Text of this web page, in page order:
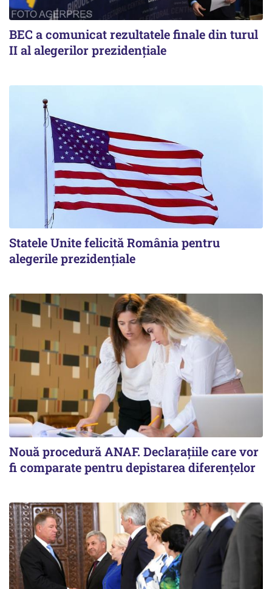
BEC a comunicat rezultatele finale din turul
II al alegerilor prezidențiale
Statele Unite felicită România pentru
alegerile prezidențiale
Nouă procedură ANAF. Declarațiile care vor
fi comparate pentru depistarea diferențelor